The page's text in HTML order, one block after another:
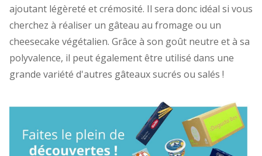
ajoutant légèreté et crémosité. Il sera donc idéal si vous
cherchez à réaliser un gâteau au fromage ou un
cheesecake végétalien. Grâce à son goût neutre et à sa
polyvalence, il peut également être utilisé dans une
grande variété d'autres gâteaux sucrés ou salés !